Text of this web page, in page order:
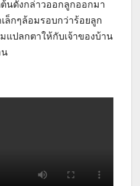
นดังกล่าวออกลูกออกมา
ล็กๆล้อมรอบกว่าร้อยลูก
แปลกตาให้กับเจ้าของบ้าน
น